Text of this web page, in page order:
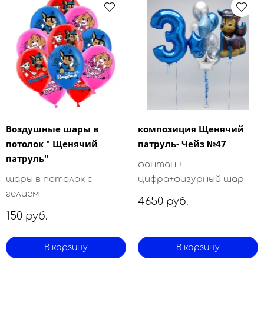
Воздушные шары в
потолок " Щенячий
патруль"
шары в потолок с
гелием
150 руб.
В корзину
композиция Щенячий
патруль- Чейз №47
фонтан +
цифра+фигурный шар
4650 руб.
В корзину